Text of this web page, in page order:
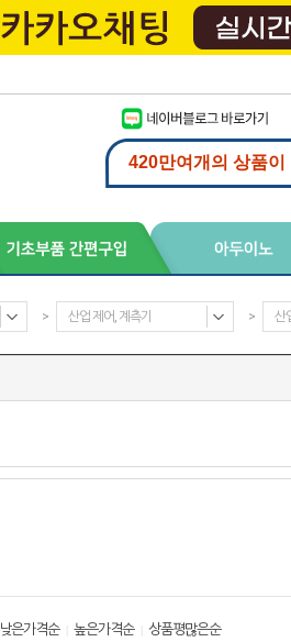
> 산업 제어, 계측기 > 산
낮은가격순| 높은가격순| 상품평많은순